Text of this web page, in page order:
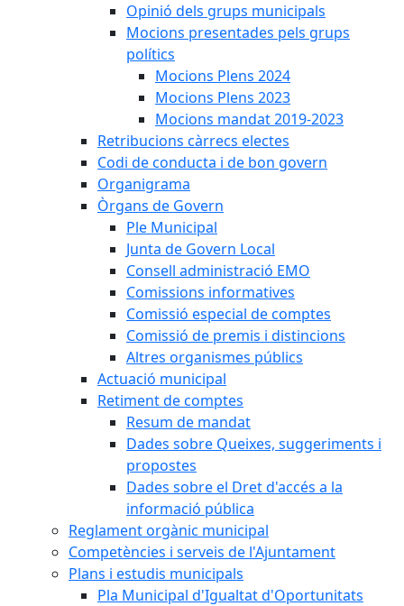
Opinió dels grups municipals
Mocions presentades pels grups
polítics
Mocions Plens 2024
Mocions Plens 2023
Mocions mandat 2019-2023
Retribucions càrrecs electes
Codi de conducta i de bon govern
Organigrama
Òrgans de Govern
Ple Municipal
Junta de Govern Local
Consell administració EMO
Comissions informatives
Comissió especial de comptes
Comissió de premis i distincions
Altres organismes públics
Actuació municipal
Retiment de comptes
Resum de mandat
Dades sobre Queixes, suggeriments i
propostes
Dades sobre el Dret d'accés a la
informació pública
Reglament orgànic municipal
Competències i serveis de l'Ajuntament
Plans i estudis municipals
Pla Municipal d'Igualtat d'Oportunitats